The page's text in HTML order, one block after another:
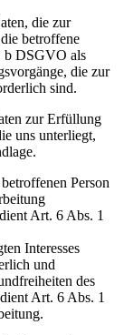
die zur
betroffene
b DSGVO als
die zur
sind.
zur Erfüllung
uns unterliegt,
Person
Art. 6 Abs. 1
Interesses
und
des
Art. 6 Abs. 1